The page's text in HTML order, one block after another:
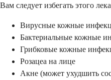
Вам следует избегать этого
Вирусные кожные
Бактериальные кожные
Грибковые кожные
Розацеа на лице
Акне (может ухудшить